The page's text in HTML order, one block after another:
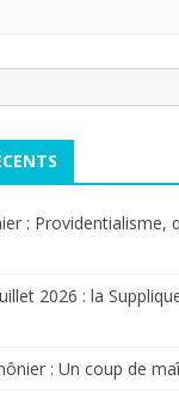
: Providentialisme,
2026 : la
: Un coup de